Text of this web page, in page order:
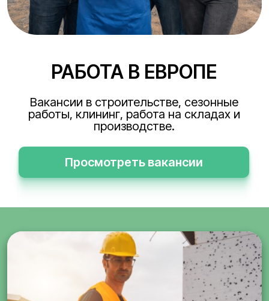
РАБОТА В ЕВРОПЕ
Вакансии в строительстве, сезонные
работы, клининг, работа на складах и
производстве.
Просмотреть вакансии